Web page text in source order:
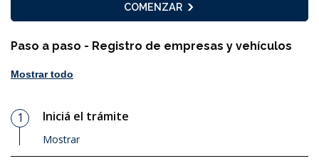
COMENZAR
Paso a paso - Registro de empresas y vehículos
Mostrar todo
Paso
1 Iniciá el trámite
Mostrar